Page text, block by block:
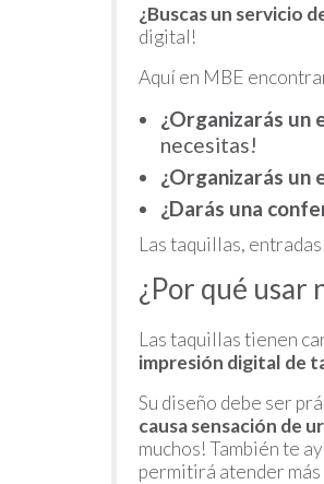
¿Buscas un servicio
digital!
Aquí en MBE
¿Organizarás un
necesitas!
¿Organizarás un
¿Darás una
Las taquillas,
¿Por qué usar
Las taquillas tienen
impresión digital de
Su diseño debe ser
causa sensación de
muchos! También te
permitirá atender más